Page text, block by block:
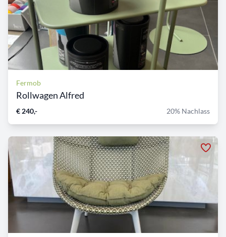
Fermob
Rollwagen Alfred
€ 240,- 20% Nachlass